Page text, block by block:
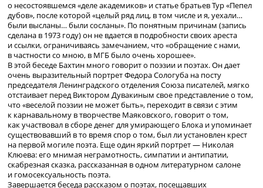
о несостоявшемся «деле академиков» и статье братьев Тур «Пепел
дубов», после которой «целый ряд лиц, в том числе и я, уехали…
были высланы… были сосланы». По понятным причинам (запись
сделана в 1973 году) он не вдается в подробности своих ареста
и ссылки, ограничиваясь замечанием, что «обращение с нами,
в частности со мною, в МГБ было очень хорошее».
В этой беседе Бахтин много говорит о поэзии и поэтах. Он дает
очень выразительный портрет Федора Сологуба на посту
председателя Ленинградского отделения Союза писателей, мягко
отстаивает перед Виктором Дувакиным свое представление о том,
что «веселой поэзии не может быть», переходит в связи с этим
к карнавальному в творчестве Маяковского, говорит о том,
как участвовал в сборе денег для умирающего Блока и упоминает
существовавший в то время спор о том, был ли установлен крест
на первой могиле поэта. Еще один яркий портрет — Николая
Клюева: его мнимая неграмотность, симпатии и антипатии,
скабрезная сказка, рассказанная в одном литературном салоне
и гомосексуальность поэта.
Завершается беседа рассказом о поэтах, посещавших